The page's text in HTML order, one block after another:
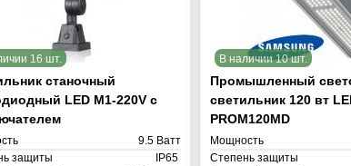
16 шт.
станочный
LED M1-220V с
9.5 Ватт
защиты
IP65
В наличии 10 шт.
Промышленный
светильник 120 вт
PROM120MD
Мощность
Степень защиты